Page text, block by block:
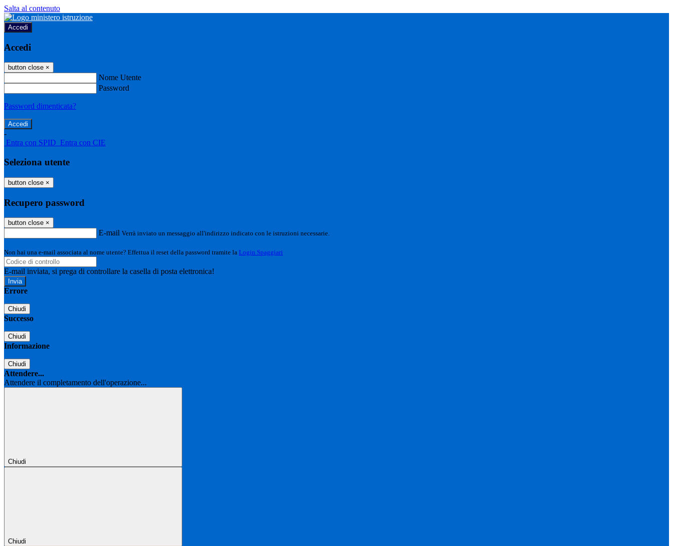
Salta al contenuto
Accedi
Accedi
button close ×
Nome Utente
Password
Password dimenticata?
-
Entra con SPID Entra con CIE
Seleziona utente
button close ×
Recupero password
button close ×
E-mail Verrà inviato un messaggio all'indirizzo indicato con le istruzioni necessarie.
Non hai una e-mail associata al nome utente? Effettua il reset della password tramite la Login Spaggiari
E-mail inviata, si prega di controllare la casella di posta elettronica!
Errore
Chiudi
Successo
Chiudi
Informazione
Chiudi
Attendere...
Attendere il completamento dell'operazione...
Chiudi
Chiudi